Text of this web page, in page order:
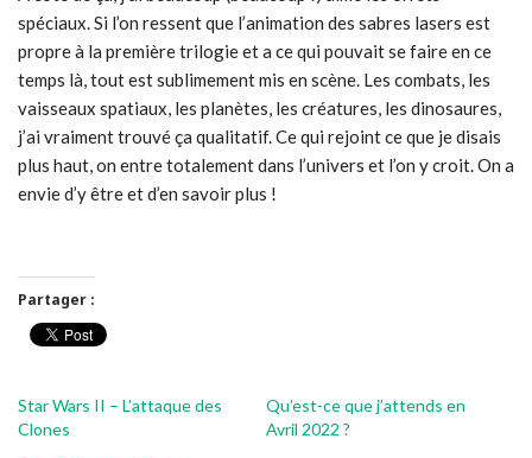
spéciaux. Si l’on ressent que l’animation des sabres lasers est
propre à la première trilogie et a ce qui pouvait se faire en ce
temps là, tout est sublimement mis en scène. Les combats, les
vaisseaux spatiaux, les planètes, les créatures, les dinosaures,
j’ai vraiment trouvé ça qualitatif. Ce qui rejoint ce que je disais
plus haut, on entre totalement dans l’univers et l’on y croit. On a
envie d’y être et d’en savoir plus !
Partager :
Star Wars II – L’attaque des
Clones
Qu’est-ce que j’attends en
Avril 2022 ?